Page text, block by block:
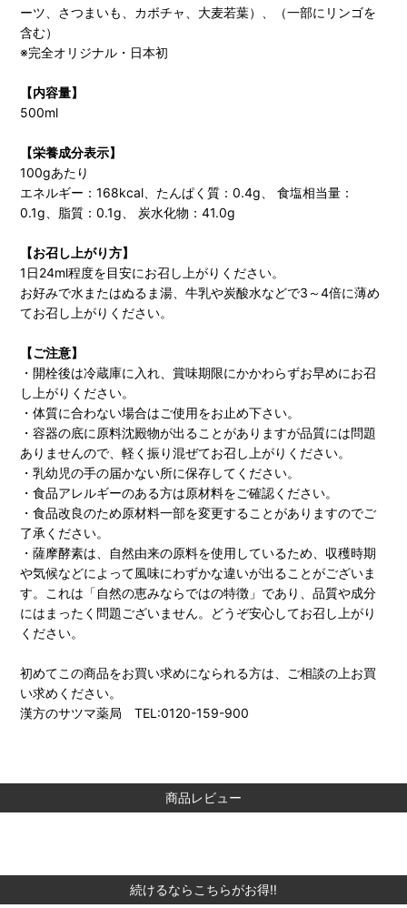
ーツ、さつまいも、カボチャ、大麦若葉）、（一部にリンゴを
含む）
※完全オリジナル・日本初
【内容量】
500ml
【栄養成分表示】
100gあたり
エネルギー：168kcal、たんぱく質：0.4g、 食塩相当量：
0.1g、脂質：0.1g、 炭水化物：41.0g
【お召し上がり方】
1日24ml程度を目安にお召し上がりください。
お好みで水またはぬるま湯、牛乳や炭酸水などで3～4倍に薄め
てお召し上がりください。
【ご注意】
・開栓後は冷蔵庫に入れ、賞味期限にかかわらずお早めにお召
し上がりください。
・体質に合わない場合はご使用をお止め下さい。
・容器の底に原料沈殿物が出ることがありますが品質には問題
ありませんので、軽く振り混ぜてお召し上がりください。
・乳幼児の手の届かない所に保存してください。
・食品アレルギーのある方は原材料をご確認ください。
・食品改良のため原材料一部を変更することがありますのでご
了承ください。
・薩摩酵素は、自然由来の原料を使用しているため、収穫時期
や気候などによって風味にわずかな違いが出ることがございま
す。これは「自然の恵みならではの特徴」であり、品質や成分
にはまったく問題ございません。どうぞ安心してお召し上がり
ください。
初めてこの商品をお買い求めになられる方は、ご相談の上お買
い求めください。
漢方のサツマ薬局 TEL:0120-159-900
商品レビュー
続けるならこちらがお得‼